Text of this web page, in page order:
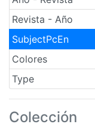
Revista - Año
SubjectPcEn
Colores
Type
Colección